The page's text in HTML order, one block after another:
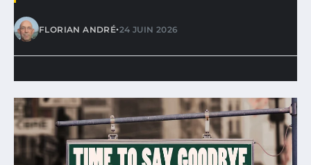
FLORIAN ANDRÉ•24 JUIN 2026